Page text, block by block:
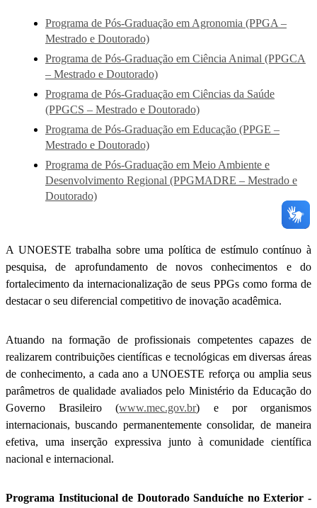
Programa de Pós-Graduação em Agronomia (PPGA –
Mestrado e Doutorado)
Programa de Pós-Graduação em Ciência Animal (PPGCA
– Mestrado e Doutorado)
Programa de Pós-Graduação em Ciências da Saúde
(PPGCS – Mestrado e Doutorado)
Programa de Pós-Graduação em Educação (PPGE –
Mestrado e Doutorado)
Programa de Pós-Graduação em Meio Ambiente e
Desenvolvimento Regional (PPGMADRE – Mestrado e
Doutorado)
A UNOESTE trabalha sobre uma política de estímulo contínuo à
pesquisa, de aprofundamento de novos conhecimentos e do
fortalecimento da internacionalização de seus PPGs como forma de
destacar o seu diferencial competitivo de inovação acadêmica.
Atuando na formação de profissionais competentes capazes de
realizarem contribuições científicas e tecnológicas em diversas áreas
de conhecimento, a cada ano a UNOESTE reforça ou amplia seus
parâmetros de qualidade avaliados pelo Ministério da Educação do
Governo Brasileiro (www.mec.gov.br) e por organismos
internacionais, buscando permanentemente consolidar, de maneira
efetiva, uma inserção expressiva junto à comunidade científica
nacional e internacional.
Programa Institucional de Doutorado Sanduíche no Exterior -